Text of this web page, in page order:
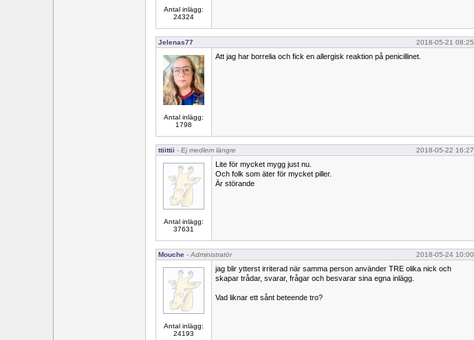
Antal inlägg:
24324
Jelenas77 2018-05-21 08:25
Antal inlägg:
1798
Att jag har borrelia och fick en allergisk reaktion på penicillinet.
ttiittii - Ej medlem längre 2018-05-22 16:27
Antal inlägg:
37631
Lite för mycket mygg just nu.
Och folk som äter för mycket piller.
Är störande
Mouche - Administratör 2018-05-24 10:00
Antal inlägg:
24193
jag blir ytterst irriterad när samma person använder TRE olika nick och
skapar trådar, svarar, frågar och besvarar sina egna inlägg.
Vad liknar ett sånt beteende tro?